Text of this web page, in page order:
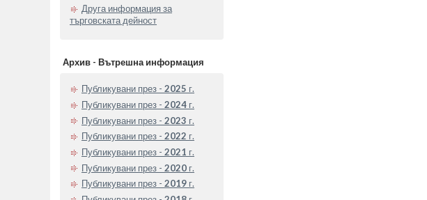
Друга информация за
търговската дейност
Архив - Вътрешна информация
Публикувани през - 2025 г.
Публикувани през - 2024 г.
Публикувани през - 2023 г.
Публикувани през - 2022 г.
Публикувани през - 2021 г.
Публикувани през - 2020 г.
Публикувани през - 2019 г.